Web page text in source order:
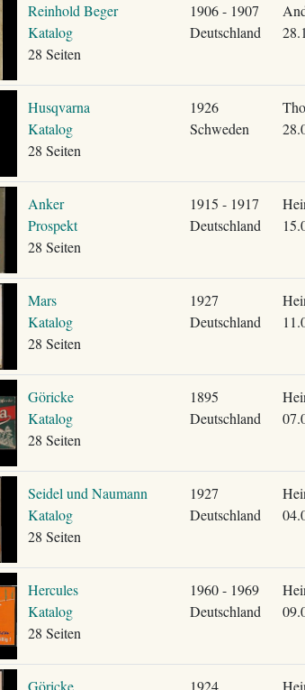
Reinhold Beger
Katalog
28 Seiten
1906 - 1907
Deutschland
Husqvarna
Katalog
28 Seiten
1926
Schweden
Anker
Prospekt
28 Seiten
1915 - 1917
Deutschland
Mars
Katalog
28 Seiten
1927
Deutschland
Göricke
Katalog
28 Seiten
1895
Deutschland
Seidel und Naumann
Katalog
28 Seiten
1927
Deutschland
Hercules
Katalog
28 Seiten
1960 - 1969
Deutschland
Göricke
1924